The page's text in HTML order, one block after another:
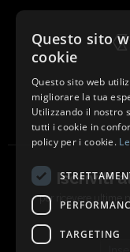
Iscriviti
per ricevere ultime
Questo sito
cookie
Questo sito web
migliorare la tua
Utilizzando il nostro
tutti i cookie in
policy per i cookie.
TARGETING